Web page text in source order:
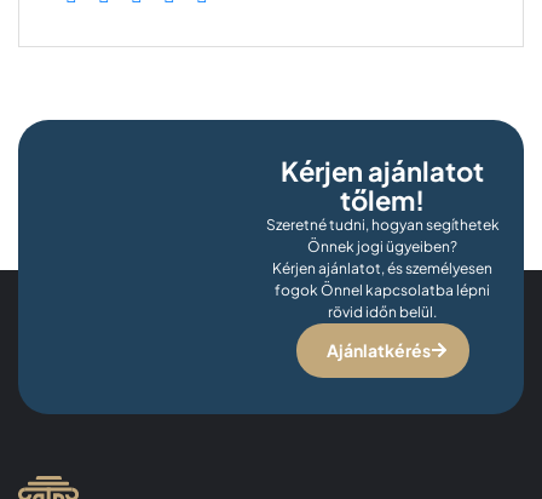
Kérjen ajánlatot
tőlem!
Szeretné tudni, hogyan segíthetek
Önnek jogi ügyeiben?
Kérjen ajánlatot, és személyesen
fogok Önnel kapcsolatba lépni
rövid időn belül.
Ajánlatkérés